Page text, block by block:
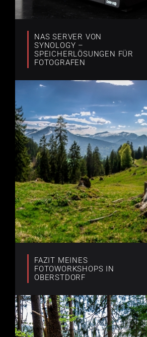
NAS SERVER VON
SYNOLOGY –
SPEICHERLÖSUNGEN FÜR
FOTOGRAFEN
FAZIT MEINES
FOTOWORKSHOPS IN
OBERSTDORF